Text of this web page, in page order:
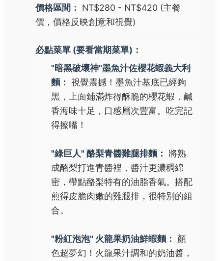
價格區間：
NT$280 - NT$420 (主餐
價，價格反映創意和視覺)
必點菜單 (要看當期菜單)：
"暗黑破壞神"墨魚汁佐櫻花蝦義大利
麵： 視覺震撼！墨魚汁基底已經夠
黑，上面鋪滿炸得酥脆的櫻花蝦，鹹
香海味十足，口感層次豐富。吃完記
得擦嘴！
"綠巨人" 酪梨青醬雞腿排麵：
將熟
成酪梨打進青醬裡，醬汁更濃稠綿
密，帶點酪梨特有的油脂香氣。搭配
煎得皮脆肉嫩的雞腿排，很特別的組
合。
"粉紅泡泡" 火龍果奶油鮮蝦麵：
顏
色超夢幻！火龍果汁調和的奶油醬，